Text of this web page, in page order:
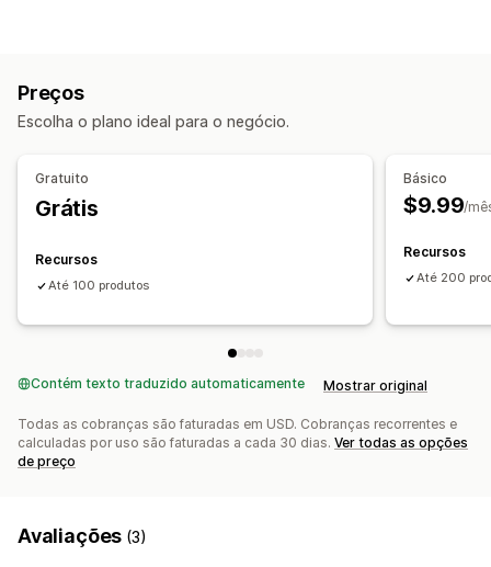
Preços
Escolha o plano ideal para o negócio.
Gratuito
Grátis
Recursos
Até 100 produtos
Básico
$9.99/
Recursos
Até 200
Contém texto traduzido automaticamente Mostrar original
Todas as cobranças são faturadas em USD. Cobranças recorrentes e
calculadas por uso são faturadas a cada 30 dias. Ver todas as opções
de preço
Avaliações (3)